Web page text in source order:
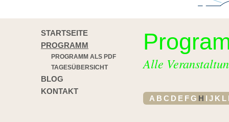
STARTSEITE
PROGRAMM
PROGRAMM ALS PDF
TAGESÜBERSICHT
BLOG
KONTAKT
Alle
A B C D E FG H I J K L